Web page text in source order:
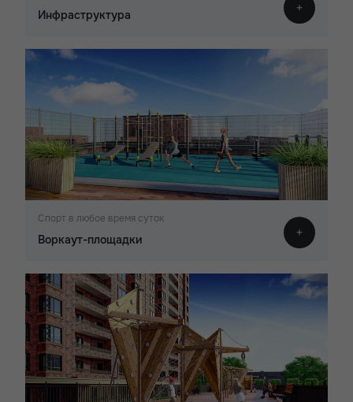
Инфраструктура
Спорт в любое время суток
Воркаут-площадки